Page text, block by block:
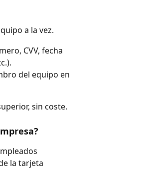
a la vez.
CVV, fecha
del equipo en
sin coste.
la tarjeta